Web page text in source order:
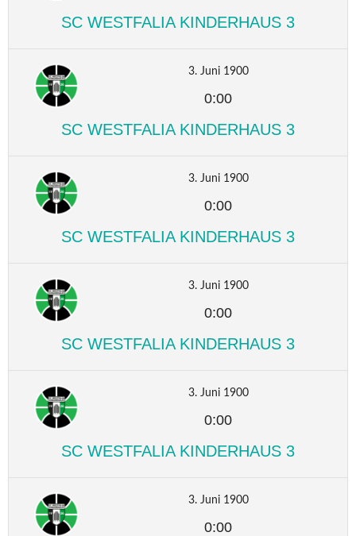
SC WESTFALIA KINDERHAUS 3
3. Juni 1900
0:00
SC WESTFALIA KINDERHAUS 3
3. Juni 1900
0:00
SC WESTFALIA KINDERHAUS 3
3. Juni 1900
0:00
SC WESTFALIA KINDERHAUS 3
3. Juni 1900
0:00
SC WESTFALIA KINDERHAUS 3
3. Juni 1900
0:00